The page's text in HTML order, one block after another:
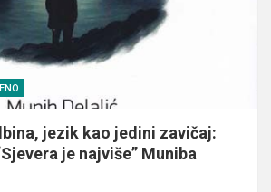
jezik kao jedini zavičaj:
je najviše” Muniba